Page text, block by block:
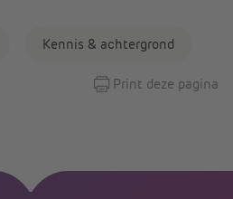
Kennis & achtergrond
Print deze pagina